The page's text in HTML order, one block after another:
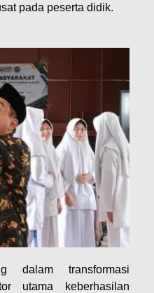
pada peserta didik.
dalam transformasi
utama keberhasilan